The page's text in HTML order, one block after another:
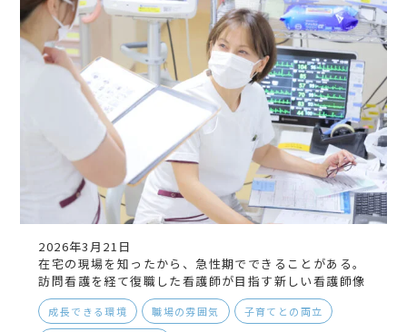
2026年3月21日
在宅の現場を知ったから、急性期でできることがある。
訪問看護を経て復職した看護師が目指す新しい看護師像
成長できる環境 職場の雰囲気 子育てとの両立